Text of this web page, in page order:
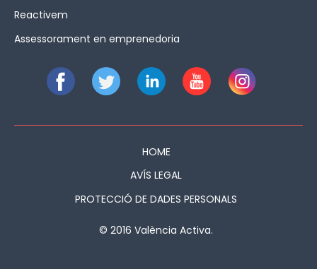
Reactivem
Assessorament en emprenedoria
HOME
AVÍS LEGAL
PROTECCIÓ DE DADES PERSONALS
© 2016 València Activa.